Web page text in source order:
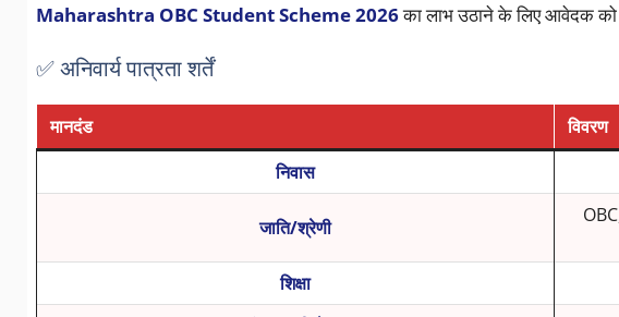
Maharashtra OBC Student Scheme 2026का लाभ उठाने के लिए आवेदक को
✅ अनिवार्य पात्रता शर्तें
मानदंड
विवरण
निवास
जाति/श्रेणी
शिक्षा